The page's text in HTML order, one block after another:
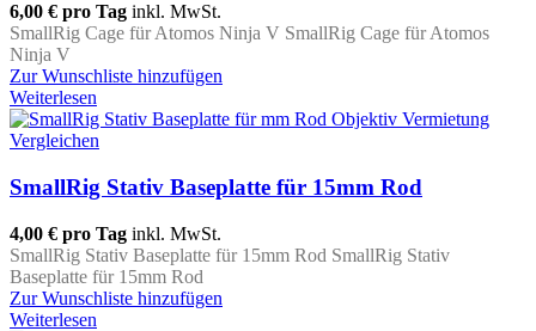
6,00 € pro Tag inkl. MwSt.
SmallRig Cage für Atomos Ninja V SmallRig Cage für Atomos
Ninja V
Zur Wunschliste hinzufügen
Weiterlesen
Vergleichen
SmallRig Stativ Baseplatte für 15mm Rod
4,00 € pro Tag inkl. MwSt.
SmallRig Stativ Baseplatte für 15mm Rod SmallRig Stativ
Baseplatte für 15mm Rod
Zur Wunschliste hinzufügen
Weiterlesen